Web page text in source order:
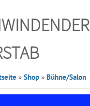
» Shop » Bühne/Salon